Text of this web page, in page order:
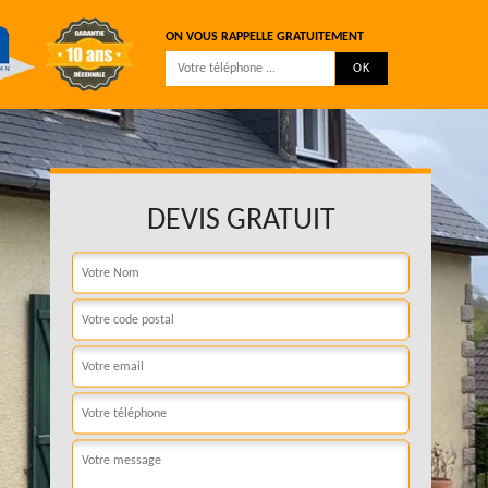
ON VOUS RAPPELLE GRATUITEMENT
DEVIS GRATUIT